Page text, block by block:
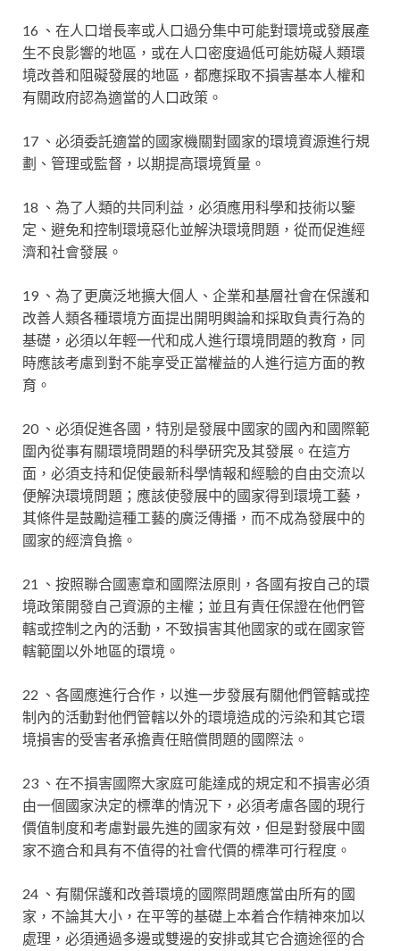
16 、在人口增長率或人口過分集中可能對環境或發展產
生不良影響的地區，或在人口密度過低可能妨礙人類環
境改善和阻礙發展的地區，都應採取不損害基本人權和
有關政府認為適當的人口政策。
17 、必須委託適當的國家機關對國家的環境資源進行規
劃、管理或監督，以期提高環境質量。
18 、為了人類的共同利益，必須應用科學和技術以鑒
定、避免和控制環境惡化並解決環境問題，從而促進經
濟和社會發展。
19 、為了更廣泛地擴大個人、企業和基層社會在保護和
改善人類各種環境方面提出開明輿論和採取負責行為的
基礎，必須以年輕一代和成人進行環境問題的教育，同
時應該考慮到對不能享受正當權益的人進行這方面的教
育。
20 、必須促進各國，特別是發展中國家的國內和國際範
圍內從事有關環境問題的科學研究及其發展。在這方
面，必須支持和促使最新科學情報和經驗的自由交流以
便解決環境問題；應該使發展中的國家得到環境工藝，
其條件是鼓勵這種工藝的廣泛傳播，而不成為發展中的
國家的經濟負擔。
21 、按照聯合國憲章和國際法原則，各國有按自己的環
境政策開發自己資源的主權；並且有責任保證在他們管
轄或控制之內的活動，不致損害其他國家的或在國家管
轄範圍以外地區的環境。
22 、各國應進行合作，以進一步發展有關他們管轄或控
制內的活動對他們管轄以外的環境造成的污染和其它環
境損害的受害者承擔責任賠償問題的國際法。
23 、在不損害國際大家庭可能達成的規定和不損害必須
由一個國家決定的標準的情況下，必須考慮各國的現行
價值制度和考慮對最先進的國家有效，但是對發展中國
家不適合和具有不值得的社會代價的標準可行程度。
24 、有關保護和改善環境的國際問題應當由所有的國
家，不論其大小，在平等的基礎上本着合作精神來加以
處理，必須通過多邊或雙邊的安排或其它合適途徑的合